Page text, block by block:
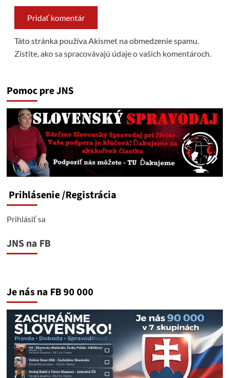
Táto stránka používa Akismet na obmedzenie spamu.
Zistite, ako sa spracovávajú údaje o vašich komentároch.
Pomoc pre JNS
Prihlásenie/Registrácia
Prihlásiť sa
JNS na FB
Je nás na FB 90 000